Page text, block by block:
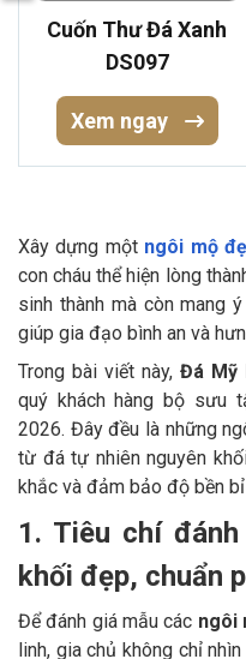
Cuốn Thư Đá Xanh
DS097
Xem ngay
Xây dựng một ngôi mộ
con cháu thể hiện lòng
sinh thành mà còn mang
giúp gia đạo bình an và
Trong bài viết này, Đá Mỹ
quý khách hàng bộ sưu
2026. Đây đều là những
từ đá tự nhiên nguyên
khắc và đảm bảo độ bền
1. Tiêu chí
khối đẹp, chuẩn
Để đánh giá mẫu các ngôi
linh, gia chủ không chỉ